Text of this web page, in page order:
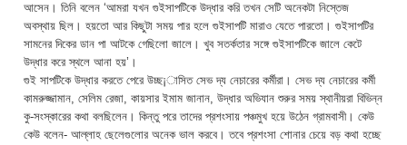
আসেন। তিনি বলেন ‘আমরা যখন গুইসাপটিকে উদ্ধার করি তখন সেটি অনেকটা নিস্তেজ
অবস্থায় ছিল। হয়তো আর কিছুটা সময় পার হলে গুইসাপটি মারাও যেতে পারতো। গুইসাপটির
সামনের দিকের ডান পা আটকে গেছিলো জালে। খুব সতর্কতার সঙ্গে গুইসাপটিকে জালে কেটে
উদ্ধার করে স্থলে আনা হয়’।
গুই সাপটিকে উদ্ধার করতে পেরে উচ্ছ¡াসিত সেভ দ্য নেচারের কর্মীরা। সেভ দ্য নেচারের কর্মী
কামরুজ্জামান, সেলিম রেজা, কায়সার ইমাম জানান, উদ্ধার অভিযান শুরুর সময় স্থানীয়রা বিভিন্ন
কু-সংস্কারের কথা বলছিলেন। কিন্তু পরে তাদের প্রশংসায় পঞ্চমুখ হয়ে উঠেন গ্রামবাসী। কেউ
কেউ বলেন- আল্লাহ ছেলেগুলোর অনেক ভাল করবে। তবে প্রশংসা শোনার চেয়ে বড় কথা হচ্ছে